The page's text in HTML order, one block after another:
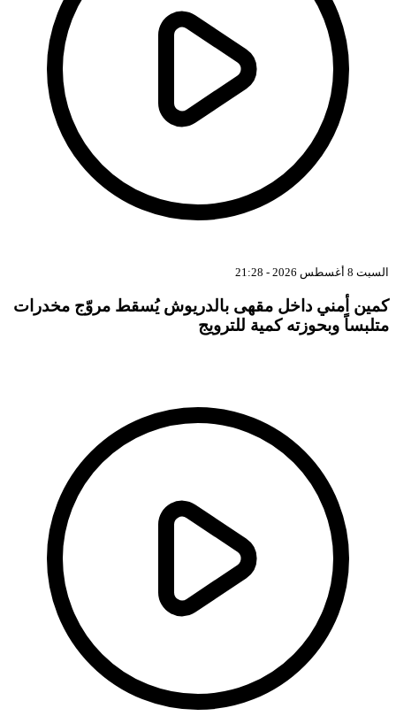
8 أغسطس 2026 - 21:28
أمني داخل مقهى بالدريوش يُسقط مروّج مخدرات
وبحوزته كمية للترويج